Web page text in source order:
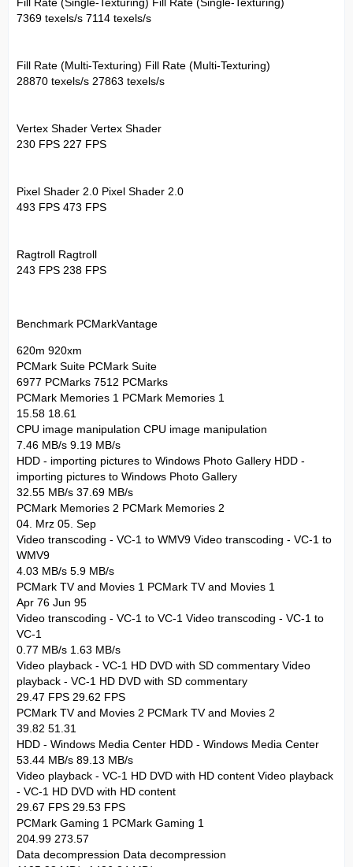
7369 texels/s 7114 texels/s
Fill Rate (Multi-Texturing) Fill Rate (Multi-Texturing)
28870 texels/s 27863 texels/s
Vertex Shader Vertex Shader
230 FPS 227 FPS
Pixel Shader 2.0 Pixel Shader 2.0
493 FPS 473 FPS
Ragtroll Ragtroll
243 FPS 238 FPS
Benchmark PCMarkVantage
620m 920xm
PCMark Suite PCMark Suite
6977 PCMarks 7512 PCMarks
PCMark Memories 1 PCMark Memories 1
15.58 18.61
CPU image manipulation CPU image manipulation
7.46 MB/s 9.19 MB/s
HDD - importing pictures to Windows Photo Gallery HDD -
importing pictures to Windows Photo Gallery
32.55 MB/s 37.69 MB/s
PCMark Memories 2 PCMark Memories 2
04. Mrz 05. Sep
Video transcoding - VC-1 to WMV9 Video transcoding - VC-1 to
WMV9
4.03 MB/s 5.9 MB/s
PCMark TV and Movies 1 PCMark TV and Movies 1
Apr 76 Jun 95
Video transcoding - VC-1 to VC-1 Video transcoding - VC-1 to
VC-1
0.77 MB/s 1.63 MB/s
Video playback - VC-1 HD DVD with SD commentary Video
playback - VC-1 HD DVD with SD commentary
29.47 FPS 29.62 FPS
PCMark TV and Movies 2 PCMark TV and Movies 2
39.82 51.31
HDD - Windows Media Center HDD - Windows Media Center
53.44 MB/s 89.13 MB/s
Video playback - VC-1 HD DVD with HD content Video playback
- VC-1 HD DVD with HD content
29.67 FPS 29.53 FPS
PCMark Gaming 1 PCMark Gaming 1
204.99 273.57
Data decompression Data decompression